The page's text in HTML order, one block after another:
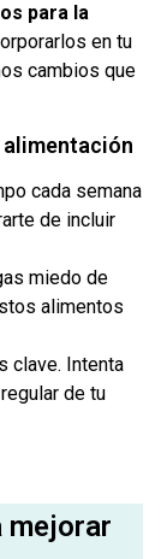
para la
en tu
cambios que
cada semana
de incluir
miedo de
alimentos
clave. Intenta
de tu
mejorar